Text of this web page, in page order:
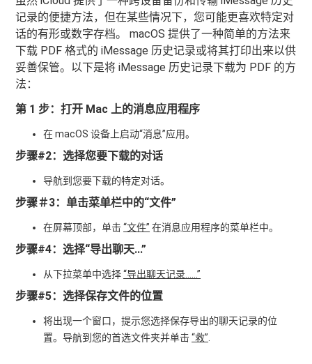
记录的便捷方法，但在某些情况下，您可能更喜欢特定对
话的有形或数字存档。 macOS 提供了一种简单的方法来
下载 PDF 格式的 iMessage 历史记录或将其打印出来以供
妥善保管。以下是将 iMessage 历史记录下载为 PDF 的方
法：
第 1 步：打开 Mac 上的消息应用程序
在 macOS 设备上启动“消息”应用。
步骤#2：选择您要下载的对话
导航到您要下载的特定对话。
步骤＃3：单击菜单栏中的“文件”
在屏幕顶部，单击“文件” 在消息应用程序的菜单栏中。
步骤#4：选择“导出聊天...”
从下拉菜单中选择“导出聊天记录……”
步骤#5：选择保存文件的位置
将出现一个窗口，提示您选择保存导出的聊天记录的位
置。导航到您的首选文件夹并单击“救”